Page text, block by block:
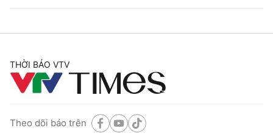
THỜI BÁO VTV
Theo dõi báo trên